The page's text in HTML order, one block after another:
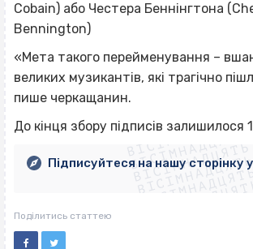
Cobain) або Честера Беннінгтона
Bennington)
«Мета такого перейменування –
великих музикантів, які трагічно
пише черкащанин.
До кінця збору підписів залишилося
Підписуйтеся на нашу сторінку
Поділитись статтею